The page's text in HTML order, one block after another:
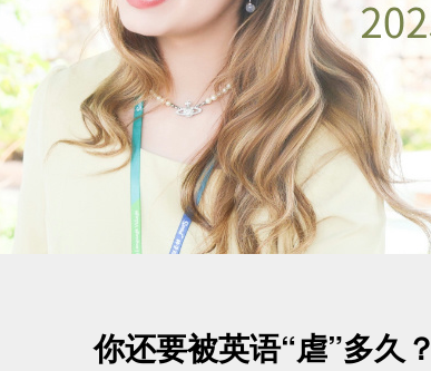
你还要被英语“虐”多久？